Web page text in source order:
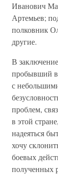
Иванович
Артемьев;
полковник
другие.
В
пробывший в
с
проблем,
в этой
надеяться
хочу
боевых
полученных